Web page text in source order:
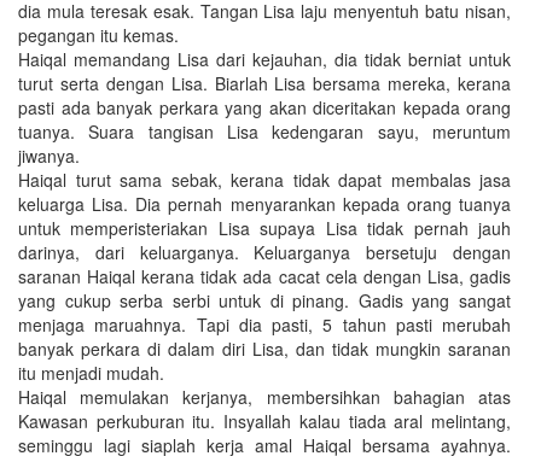
dia mula teresak esak. Tangan Lisa laju menyentuh batu nisan,
pegangan itu kemas.
Haiqal memandang Lisa dari kejauhan, dia tidak berniat untuk
turut serta dengan Lisa. Biarlah Lisa bersama mereka, kerana
pasti ada banyak perkara yang akan diceritakan kepada orang
tuanya. Suara tangisan Lisa kedengaran sayu, meruntum
jiwanya.
Haiqal turut sama sebak, kerana tidak dapat membalas jasa
keluarga Lisa. Dia pernah menyarankan kepada orang tuanya
untuk memperisteriakan Lisa supaya Lisa tidak pernah jauh
darinya, dari keluarganya. Keluarganya bersetuju dengan
saranan Haiqal kerana tidak ada cacat cela dengan Lisa, gadis
yang cukup serba serbi untuk di pinang. Gadis yang sangat
menjaga maruahnya. Tapi dia pasti, 5 tahun pasti merubah
banyak perkara di dalam diri Lisa, dan tidak mungkin saranan
itu menjadi mudah.
Haiqal memulakan kerjanya, membersihkan bahagian atas
Kawasan perkuburan itu. Insyallah kalau tiada aral melintang,
seminggu lagi siaplah kerja amal Haiqal bersama ayahnya.